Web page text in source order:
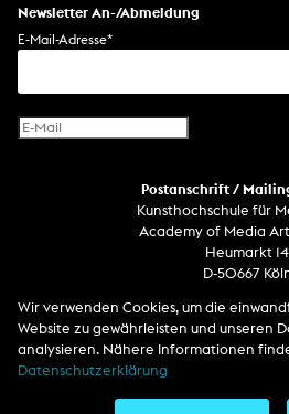
Newsletter An-/Abmeldung
E-Mail-Adresse*
Postanschrift /
Kunsthochschule für
Academy of Media
Heumarkt 14
D-50667
Telefon
Zentrale / Empfang +49 221
Wachdienst / Security guard +49 151
Wir verwenden Cookies, um die
Website zu gewährleisten und unseren
analysieren. Nähere Informationen
Datenschutzerklärung